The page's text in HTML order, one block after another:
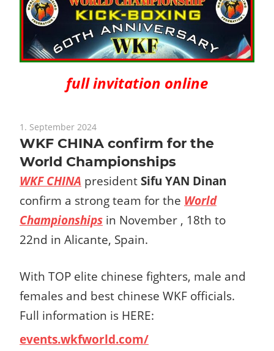
full invitation online
1. September 2024
WKF CHINA confirm for the
World Championships
WKF CHINA president Sifu YAN Dinan
confirm a strong team for the World
Championships in November , 18th to
22nd in Alicante, Spain.
With TOP elite chinese fighters, male and
females and best chinese WKF officials.
Full information is HERE:
events.wkfworld.com/